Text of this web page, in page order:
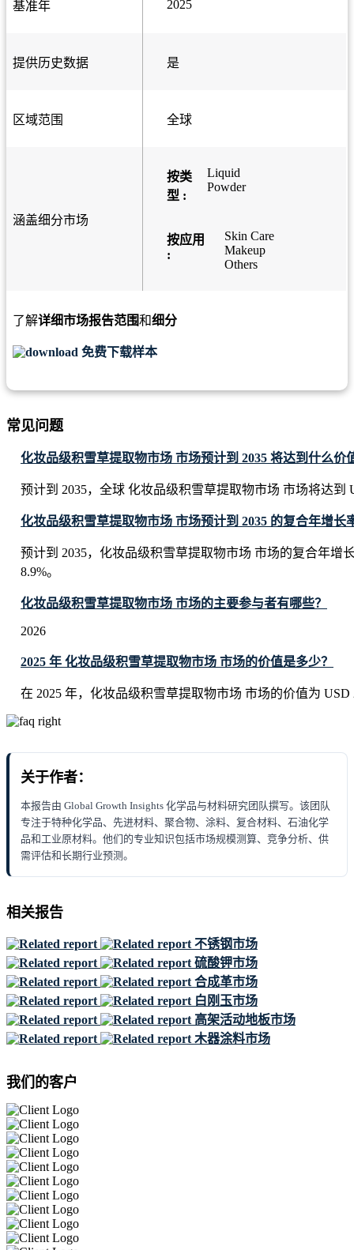
基准年 2025
提供历史数据 是
区域范围 全球
涵盖细分市场
按类
型 :
Liquid
Powder
按应用
:
Skin Care
Makeup
Others
了解详细市场报告范围和细分
免费下载样本
常见问题
化妆品级积雪草提取物市场 市场预计到 2035 将达到什么价
预计到 2035，全球 化妆品级积雪草提取物市场 市场将达到
化妆品级积雪草提取物市场 市场预计到 2035 的复合年增长
预计到 2035，化妆品级积雪草提取物市场 市场的复合年增
8.9%。
化妆品级积雪草提取物市场 市场的主要参与者有哪些？
2026
2025 年 化妆品级积雪草提取物市场 市场的价值是多少？
在 2025 年，化妆品级积雪草提取物市场 市场的价值为 USD
关于作者：
本报告由 Global Growth Insights 化学品与材料研究团队撰写。该团队
专注于特种化学品、先进材料、聚合物、涂料、复合材料、石油化学
品和工业原材料。他们的专业知识包括市场规模测算、竞争分析、供
需评估和长期行业预测。
相关报告
不锈钢市场
硫酸钾市场
合成革市场
白刚玉市场
高架活动地板市场
木器涂料市场
我们的客户